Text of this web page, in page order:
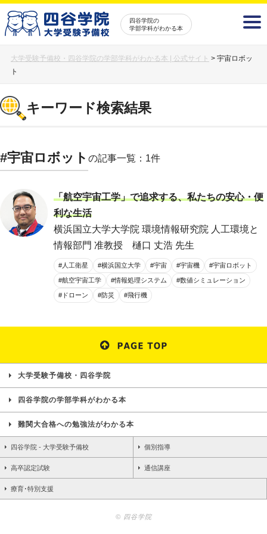
四谷学院の
学部学科がわかる本
大学受験予備校・四谷学院の学部学科がわかる本 | 公式サイト > 宇宙ロボッ
ト
キーワード検索結果
#宇宙ロボット の記事一覧：1件
「航空宇宙工学」で追求する、私たちの安心・便
利な生活
横浜国立大学大学院 環境情報研究院 人工環境と
情報部門 准教授 樋口 丈浩 先生
#人工衛星 #横浜国立大学 #宇宙 #宇宙機 #宇宙ロボット
#航空宇宙工学 #情報処理システム #数値シミュレーション
#ドローン #防災 #飛行機
大学受験予備校・四谷学院
四谷学院の学部学科がわかる本
難関大合格への勉強法がわかる本
四谷学院 - 大学受験予備校 個別指導
高卒認定試験 通信講座
療育･特別支援
© 四谷学院